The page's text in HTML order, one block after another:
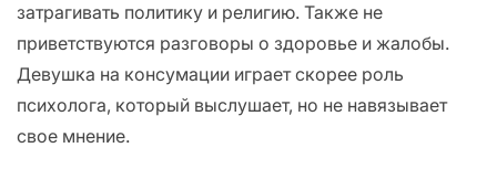
затрагивать политику и религию. Также не
приветствуются разговоры о здоровье и жалобы.
Девушка на консумации играет скорее роль
психолога, который выслушает, но не навязывает
свое мнение.